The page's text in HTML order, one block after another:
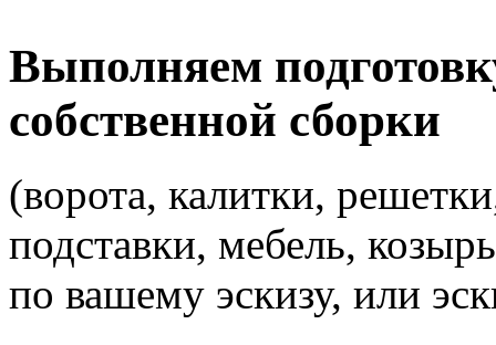
Выполняем
собственной сборки
(ворота, калитки,
подставки, мебель,
по вашему эскизу, или